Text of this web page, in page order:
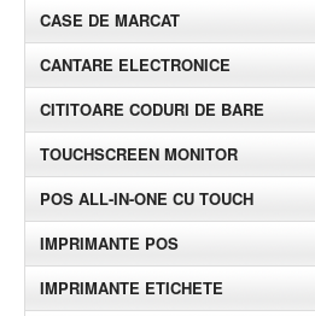
CASE DE MARCAT
CANTARE ELECTRONICE
CITITOARE CODURI DE BARE
TOUCHSCREEN MONITOR
POS ALL-IN-ONE CU TOUCH
IMPRIMANTE POS
IMPRIMANTE ETICHETE